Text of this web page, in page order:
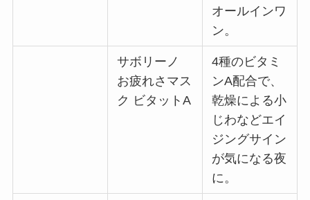
オールインワ
ン。
サボリーノ
お疲れさマス
ク ビタットA
4種のビタミ
ンA配合で、
乾燥による小
じわなどエイ
ジングサイン
が気になる夜
に。